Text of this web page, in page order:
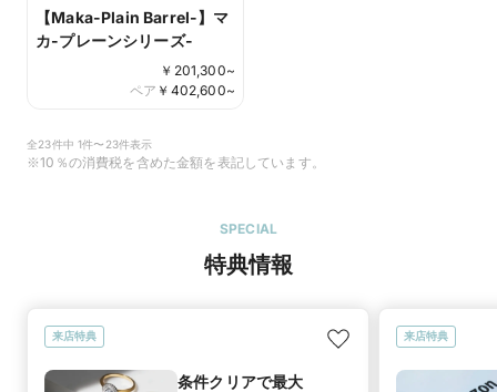
【Maka-Plain Barrel-】マ
カ-プレーンシリーズ-
￥ 201,300~
￥ 402,600~
ペア
全23件中 1件〜23件表示
※10％の消費税を含めた金額を表記しています。
SPECIAL
特典情報
来店特典
条件クリアで最大
来店特典